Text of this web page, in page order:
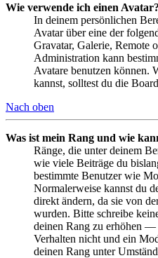
Wie verwende ich einen Avatar?
In deinem persönlichen
Avatar über eine der
Gravatar, Galerie, Remote
Administration kann
Avatare benutzen können.
kannst, solltest du die
Nach oben
Was ist mein Rang und wie
Ränge, die unter deinem
wie viele Beiträge du
bestimmte Benutzer wie
Normalerweise kannst du
direkt ändern, da sie von
wurden. Bitte schreibe
deinen Rang zu erhöhen —
Verhalten nicht und ein
deinen Rang unter